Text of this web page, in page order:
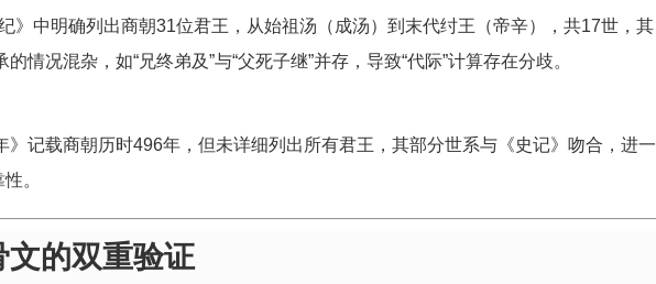
》中明确列出商朝31位君王，从始祖汤（成汤）到末代纣王（帝辛），共17世，其
情况混杂，如“兄终弟及”与“父死子继”并存，导致“代际”计算存在分歧。
》记载商朝历时496年，但未详细列出所有君王，其部分世系与《史记》吻合，进一
。
的双重验证